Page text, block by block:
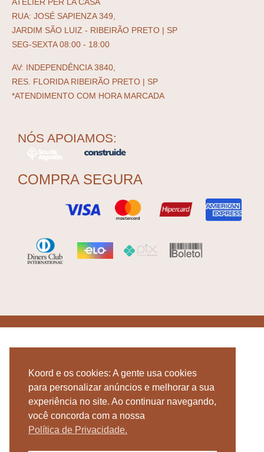
RUA: JOSÉ SAPIENZA 349,
JARDIM SÃO LUIZ - RIBEIRÃO PRETO | SP
SEG-SEXTA 08:00 - 18:00
AV: INDEPENDÊNCIA 3840,
RES. FLORIDA RIBEIRÃO PRETO | SP
*ATENDIMENTO COM HORA MARCADA
NÓS APOIAMOS:
COMPRA SEGURA
Koord e os cookies: A gente usa cookies
para personalizar anúncios e melhorar a sua
experiência no site. Ao continuar navegando,
você concorda com a nossa
Política de Privacidade.